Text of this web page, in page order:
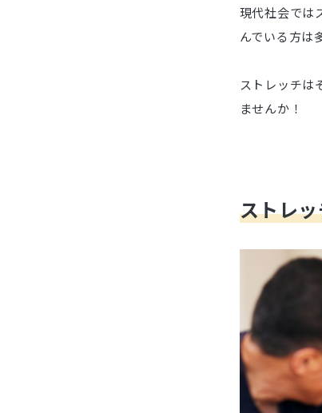
現代社会では
んでいる方は
ストレッチは
ませんか！
ストレ